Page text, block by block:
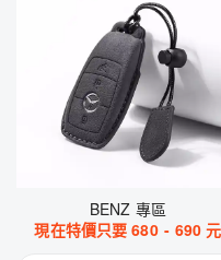
BENZ 專區
現在特價只要680 - 690 元